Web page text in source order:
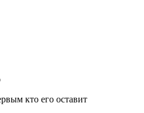
кто его оставит